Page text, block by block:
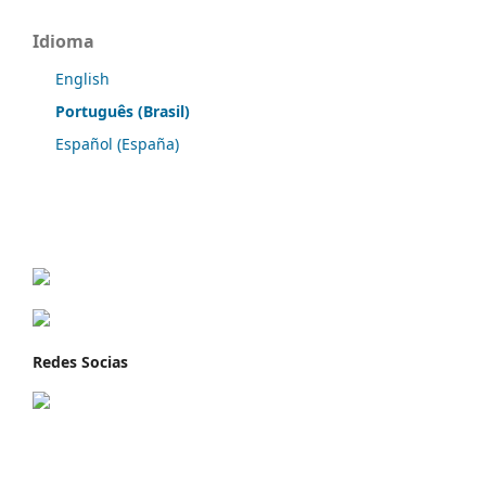
Idioma
English
Português (Brasil)
Español (España)
Redes Socias